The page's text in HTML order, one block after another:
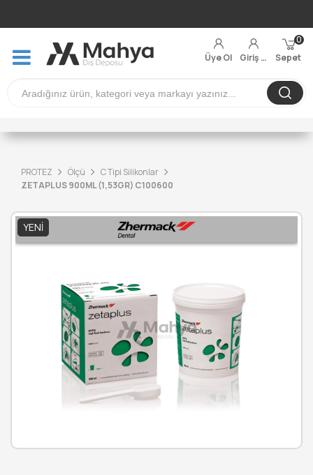
Üye Ol Giriş Yap Sepet
0
PROTEZ Ölçü
C Tipi Silikonlar
ZETAPLUS 900ML (1,53GR) C100600
YENI